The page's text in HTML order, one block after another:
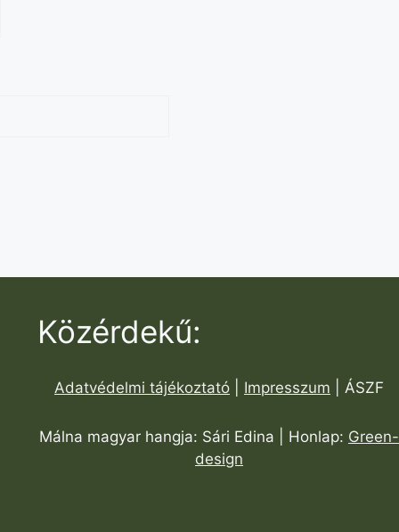
Közérdekű:
Adatvédelmi tájékoztató Impresszum | ÁSZF
Málna magyar hangja: Sári Edina | Honlap: Green-
design